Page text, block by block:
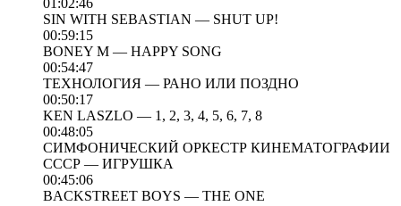
01:02:46
SIN WITH SEBASTIAN — SHUT UP!
00:59:15
BONEY M — HAPPY SONG
00:54:47
ТЕХНОЛОГИЯ — РАНО ИЛИ ПОЗДНО
00:50:17
KEN LASZLO — 1, 2, 3, 4, 5, 6, 7, 8
00:48:05
СИМФОНИЧЕСКИЙ ОРКЕСТР КИНЕМАТОГРАФИИ
СССР — ИГРУШКА
00:45:06
BACKSTREET BOYS — THE ONE